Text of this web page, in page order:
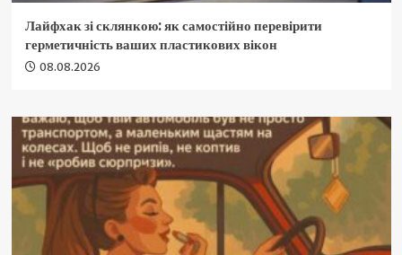
Лайфхак зі склянкою: як самостійно перевірити
герметичність ваших пластикових вікон
08.08.2026